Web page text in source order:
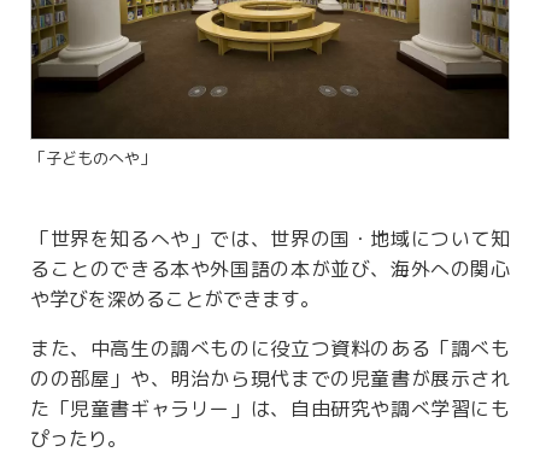
「子どものへや」
「世界を知るへや」では、世界の国・地域について知
ることのできる本や外国語の本が並び、海外への関心
や学びを深めることができます。
また、中高生の調べものに役立つ資料のある「調べも
のの部屋」や、明治から現代までの児童書が展示され
た「児童書ギャラリー」は、自由研究や調べ学習にも
ぴったり。